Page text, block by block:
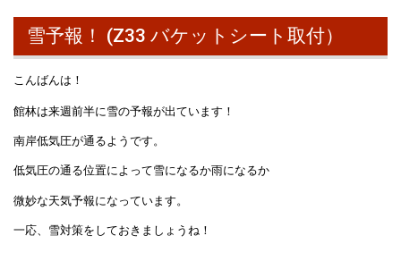
雪予報！ (Z33 バケットシート取付）
こんばんは！
館林は来週前半に雪の予報が出ています！
南岸低気圧が通るようです。
低気圧の通る位置によって雪になるか雨になるか
微妙な天気予報になっています。
一応、雪対策をしておきましょうね！